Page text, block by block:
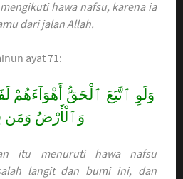
hawa nafsu, karena ia
dari jalan Allah.
ayat 71:
وَلَوِ ٱتَّبَعَ ٱلْحَقُّ
وَٱلْأَرْضُ وَمَن
itu menuruti hawa nafsu
langit dan bumi ini, dan